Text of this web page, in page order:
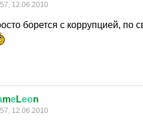
12.06.2010
борется с коррупцией, по
mеLеоn
12.06.2010